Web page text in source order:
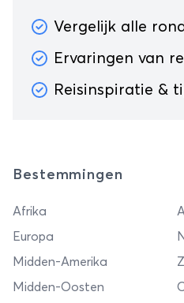
Vergelijk alle
Ervaringen van
Reisinspiratie &
Bestemmingen
Afrika
Europa
Midden-Amerika
Midden-Oosten